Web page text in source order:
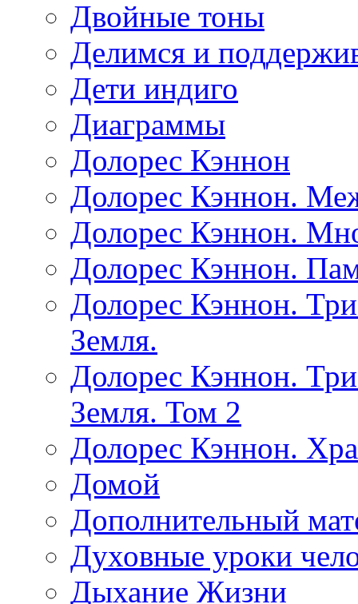
Двойные тоны
Делимся и
Дети индиго
Диаграммы
Долорес Кэннон
Долорес Кэннон.
Долорес Кэннон.
Долорес Кэннон.
Долорес Кэннон.
Земля.
Долорес Кэннон.
Земля. Том 2
Долорес Кэннон.
Домой
Дополнительный
Духовные уроки
Дыхание Жизни